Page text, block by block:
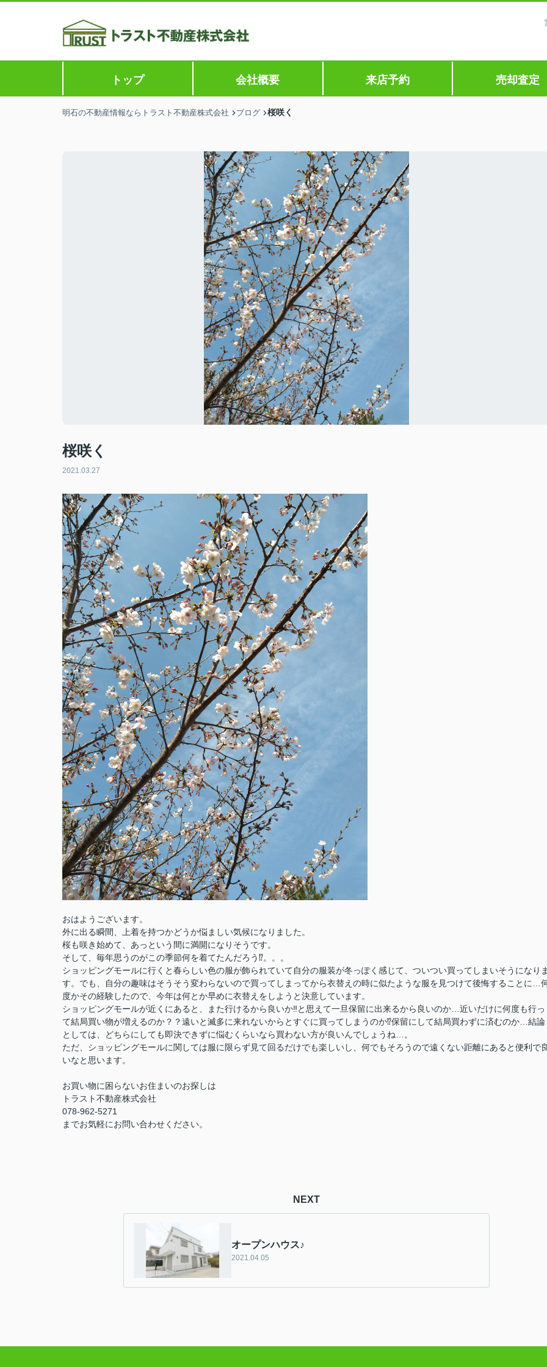
トップ 会社概要 来店予約 売却査定
明石の不動産情報ならトラスト不動産株式会社 ブログ 桜咲く
桜咲く
2021.03.27
おはようございます。
外に出る瞬間、上着を持つかどうか悩ましい気候になりました。
桜も咲き始めて、あっという間に満開になりそうです。
そして、毎年思うのがこの季節何を着てたんだろう⁉。。。
ショッピングモールに行くと春らしい色の服が飾られていて自分の服装が冬っぽく感じて、ついつい買ってしまいそうになりま
す。でも、自分の趣味はそうそう変わらないので買ってしまってから衣替えの時に似たような服を見つけて後悔することに…
度かその経験したので、今年は何とか早めに衣替えをしようと決意しています。
ショッピングモールが近くにあると、また行けるから良いか‼と思えて一旦保留に出来るから良いのか…近いだけに何度も行っ
て結局買い物が増えるのか？？遠いと滅多に来れないからとすぐに買ってしまうのか⁉保留にして結局買わずに済むのか…結論
としては、どちらにしても即決できずに悩むくらいなら買わない方が良いんでしょうね…。
ただ、ショッピングモールに関しては服に限らず見て回るだけでも楽しいし、何でもそろうので遠くない距離にあると便利で
いなと思います。
お買い物に困らないお住まいのお探しは
トラスト不動産株式会社
078-962-5271
までお気軽にお問い合わせください。
NEXT
オープンハウス♪
2021.04.05